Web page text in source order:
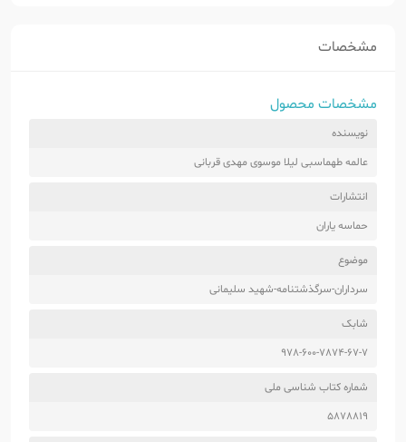
مشخصات
مشخصات محصول
نویسنده
عالمه طهماسبی لیلا موسوی مهدی قربانی
انتشارات
حماسه یاران
موضوع
سرداران-سرگذشتنامه-شهید سلیمانی
شابک
978-600-7874-67-7
شماره کتاب شناسی ملی
5878819